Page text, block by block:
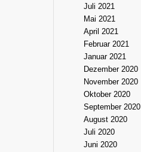
Juli 2021
Mai 2021
April 2021
Februar 2021
Januar 2021
Dezember 2020
November 2020
Oktober 2020
September 2020
August 2020
Juli 2020
Juni 2020